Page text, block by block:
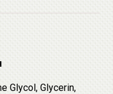
и
молекулярной
Glycol, Glycerin,